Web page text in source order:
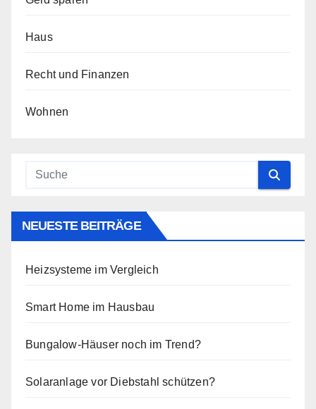
Haus
Recht und Finanzen
Wohnen
NEUESTE BEITRÄGE
Heizsysteme im Vergleich
Smart Home im Hausbau
Bungalow-Häuser noch im Trend?
Solaranlage vor Diebstahl schützen?